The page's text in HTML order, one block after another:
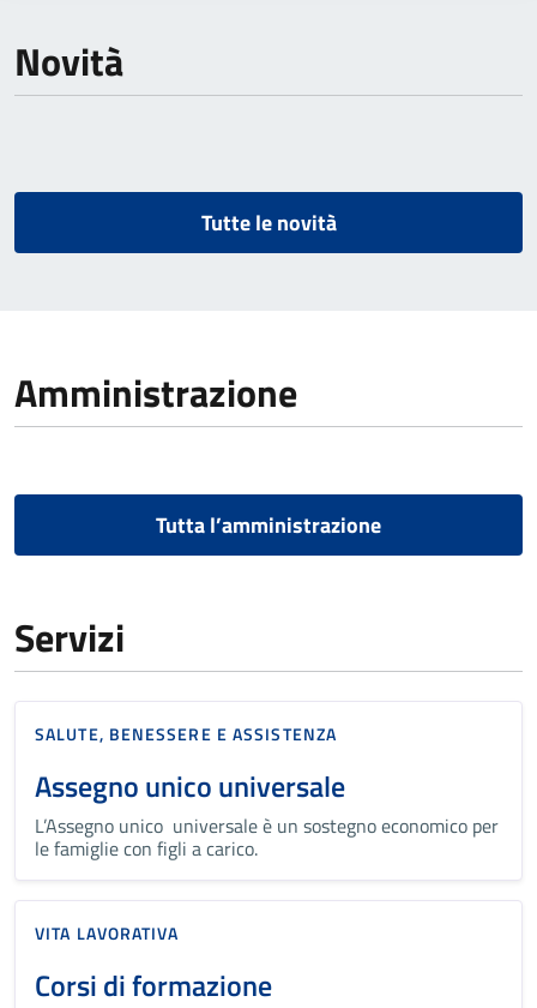
Novità
Tutte le novità
Amministrazione
Tutta l’amministrazione
Servizi
SALUTE, BENESSERE E ASSISTENZA
Assegno unico universale
L’Assegno unico universale è un sostegno economico per
le famiglie con figli a carico.
VITA LAVORATIVA
Corsi di formazione